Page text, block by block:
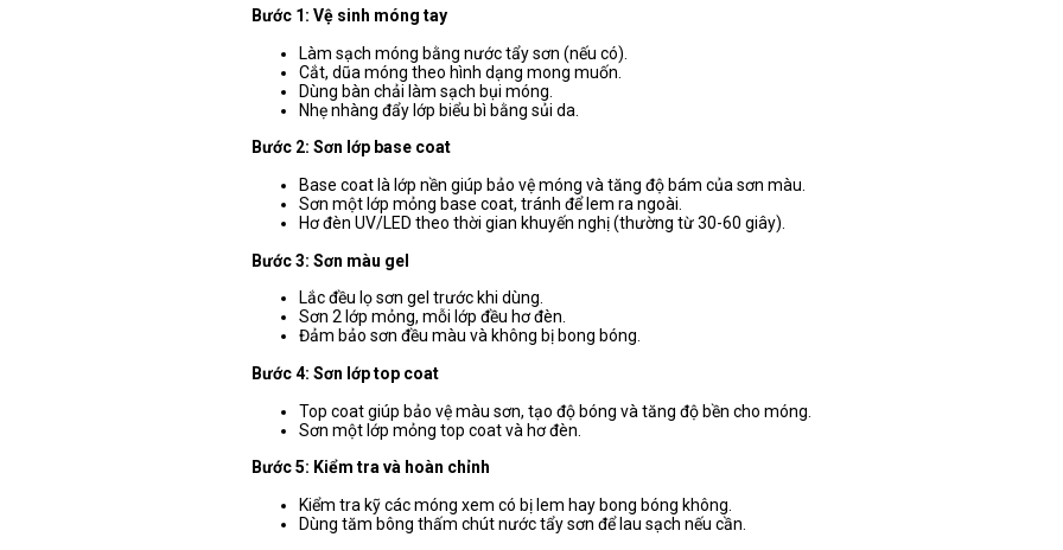
Bước 1: Vệ sinh móng tay
Làm sạch móng bằng nước tẩy sơn (nếu có).
Cắt, dũa móng theo hình dạng mong muốn.
Dùng bàn chải làm sạch bụi móng.
Nhẹ nhàng đẩy lớp biểu bì bằng sủi da.
Bước 2: Sơn lớp base coat
Base coat là lớp nền giúp bảo vệ móng và tăng độ bám của sơn màu.
Sơn một lớp mỏng base coat, tránh để lem ra ngoài.
Hơ đèn UV/LED theo thời gian khuyến nghị (thường từ 30-60 giây).
Bước 3: Sơn màu gel
Lắc đều lọ sơn gel trước khi dùng.
Sơn 2 lớp mỏng, mỗi lớp đều hơ đèn.
Đảm bảo sơn đều màu và không bị bong bóng.
Bước 4: Sơn lớp top coat
Top coat giúp bảo vệ màu sơn, tạo độ bóng và tăng độ bền cho móng.
Sơn một lớp mỏng top coat và hơ đèn.
Bước 5: Kiểm tra và hoàn chỉnh
Kiểm tra kỹ các móng xem có bị lem hay bong bóng không.
Dùng tăm bông thấm chút nước tẩy sơn để lau sạch nếu cần.